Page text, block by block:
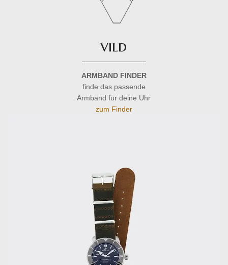
vild
ARMBAND FINDER
finde das passende
Armband für deine Uhr
zum Finder